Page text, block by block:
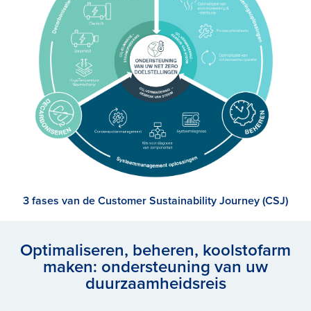
3 fases van de Customer Sustainability Journey (CSJ)
Optimaliseren, beheren, koolstofarm
maken: ondersteuning van uw
duurzaamheidsreis